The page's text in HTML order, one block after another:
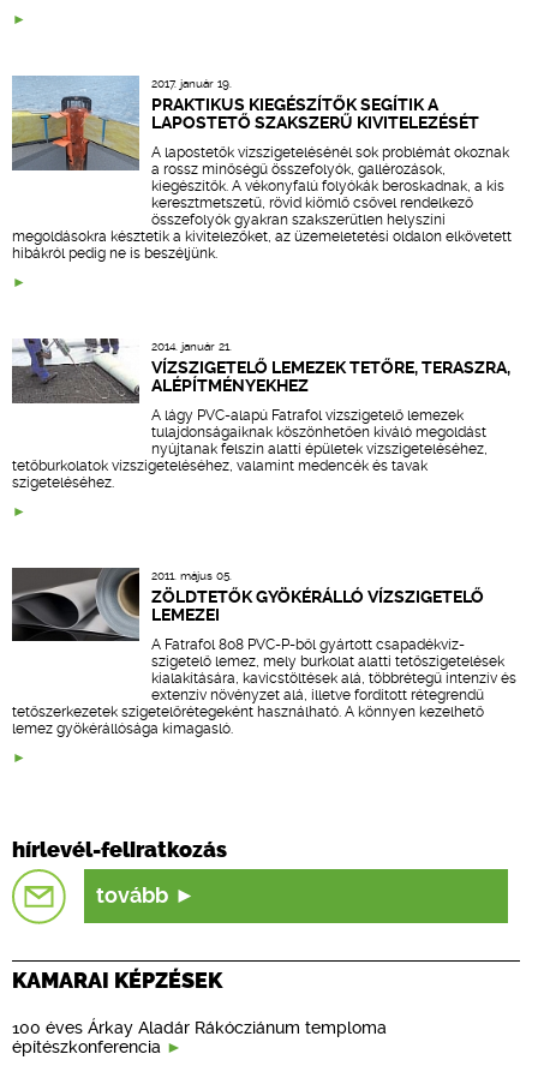
2017. január 19.
PRAKTIKUS KIEGÉSZÍTŐK SEGÍTIK A
LAPOSTETŐ SZAKSZERŰ KIVITELEZÉSÉT
A lapostetők vízszigetelésénél sok problémát okoznak
a rossz minőségű összefolyók, gallérozások,
kiegészítők. A vékonyfalú folyókák beroskadnak, a kis
keresztmetszetű, rövid kiömlő csővel rendelkező
összefolyók gyakran szakszerűtlen helyszíni
megoldásokra késztetik a kivitelezőket, az üzemeletetési oldalon elkövetett
hibákról pedig ne is beszéljünk.
2014. január 21.
VÍZSZIGETELŐ LEMEZEK TETŐRE, TERASZRA,
ALÉPÍTMÉNYEKHEZ
A lágy PVC-alapú Fatrafol vízszigetelő lemezek
tulajdonságaiknak köszönhetően kiváló megoldást
nyújtanak felszín alatti épületek vízszigeteléséhez,
tetőburkolatok vízszigeteléséhez, valamint medencék és tavak
szigeteléséhez.
2011. május 05.
ZÖLDTETŐK GYÖKÉRÁLLÓ VÍZSZIGETELŐ
LEMEZEI
A Fatrafol 808 PVC-P-ből gyártott csapadékvíz-
szigetelő lemez, mely burkolat alatti tetőszigetelések
kialakítására, kavicstöltések alá, többrétegű intenzív és
extenzív növényzet alá, illetve fordított rétegrendű
tetőszerkezetek szigetelőrétegeként használható. A könnyen kezelhető
lemez gyökérállósága kimagasló.
hírlevél-feliratkozás
tovább
KAMARAI KÉPZÉSEK
100 éves Árkay Aladár Rákócziánum temploma
építészkonferencia